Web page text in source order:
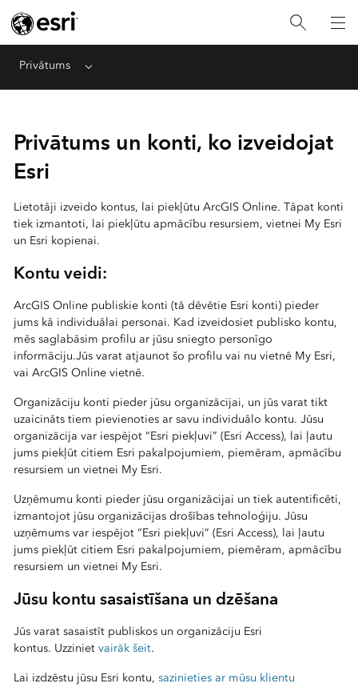
Privātums Menu
Privātums un konti, ko izveidojat
Esri
Lietotāji izveido kontus, lai piekļūtu ArcGIS Online. Tāpat konti
tiek izmantoti, lai piekļūtu apmācību resursiem, vietnei My Esri
un Esri kopienai.
Kontu veidi:
ArcGIS Online publiskie konti (tā dēvētie Esri konti) pieder
jums kā individuālai personai. Kad izveidosiet publisko kontu,
mēs saglabāsim profilu ar jūsu sniegto personīgo
informāciju.Jūs varat atjaunot šo profilu vai nu vietnē My Esri,
vai ArcGIS Online vietnē.
Organizāciju konti pieder jūsu organizācijai, un jūs varat tikt
uzaicināts tiem pievienoties ar savu individuālo kontu. Jūsu
organizācija var iespējot “Esri piekļuvi” (Esri Access), lai ļautu
jums piekļūt citiem Esri pakalpojumiem, piemēram, apmācību
resursiem un vietnei My Esri.
Uzņēmumu konti pieder jūsu organizācijai un tiek autentificēti,
izmantojot jūsu organizācijas drošības tehnoloģiju. Jūsu
uzņēmums var iespējot “Esri piekļuvi” (Esri Access), lai ļautu
jums piekļūt citiem Esri pakalpojumiem, piemēram, apmācību
resursiem un vietnei My Esri.
Jūsu kontu sasaistīšana un dzēšana
Jūs varat sasaistīt publiskos un organizāciju Esri
kontus. Uzziniet vairāk šeit.
Lai izdzēstu jūsu Esri kontu, sazinieties ar mūsu klientu